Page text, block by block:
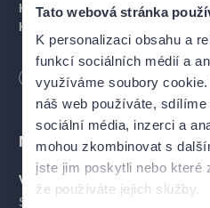
Tato webová stránka
K personalizaci obsahu a
funkcí sociálních médií a
využíváme soubory
náš web používáte,
sociální média, inzerci a
mohou zkombinovat s
jste jim poskytli nebo které
že používáte jejich služby.
Kostýmy:Šárka Havlíčková
Hudební úprava a nastudování:
Hrají:Markéta Plánková
Lábus (Kecal), Jiřina Vacková
z Jakobína), Zuzana Měsíčková
(Esmeralda), Barbora
Martin Janouš (Indián), Jan Jiráň
(Mícha), Kryštof Mende
Miroslav Kořínek / Dominik Renč
Délka 110 minut
Místa
Velká scéna Studia Ypsilon
Spálená 16, Praha